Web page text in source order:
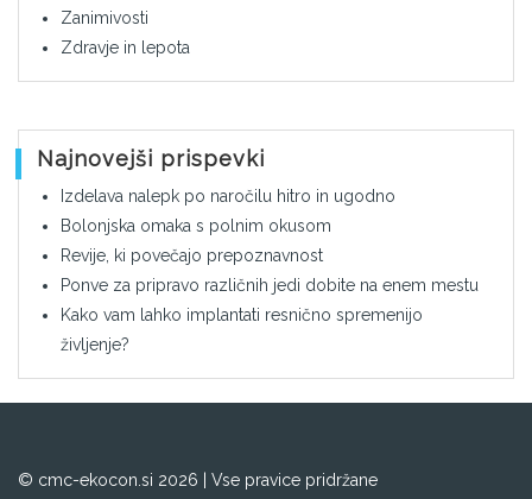
Zanimivosti
Zdravje in lepota
Najnovejši prispevki
Izdelava nalepk po naročilu hitro in ugodno
Bolonjska omaka s polnim okusom
Revije, ki povečajo prepoznavnost
Ponve za pripravo različnih jedi dobite na enem mestu
Kako vam lahko implantati resnično spremenijo
življenje?
© cmc-ekocon.si 2026 | Vse pravice pridržane